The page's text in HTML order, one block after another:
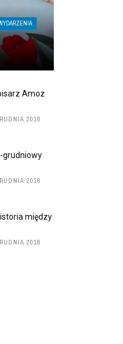
Amoz
2018
grudniowy
2018
między
2018